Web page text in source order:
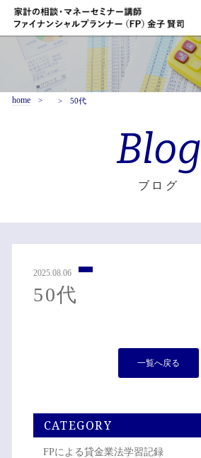
home 50代
Blog
ブログ
2025.08.06
50代
一覧へ戻る
CATEGORY
FPによる貸金業法学習記録